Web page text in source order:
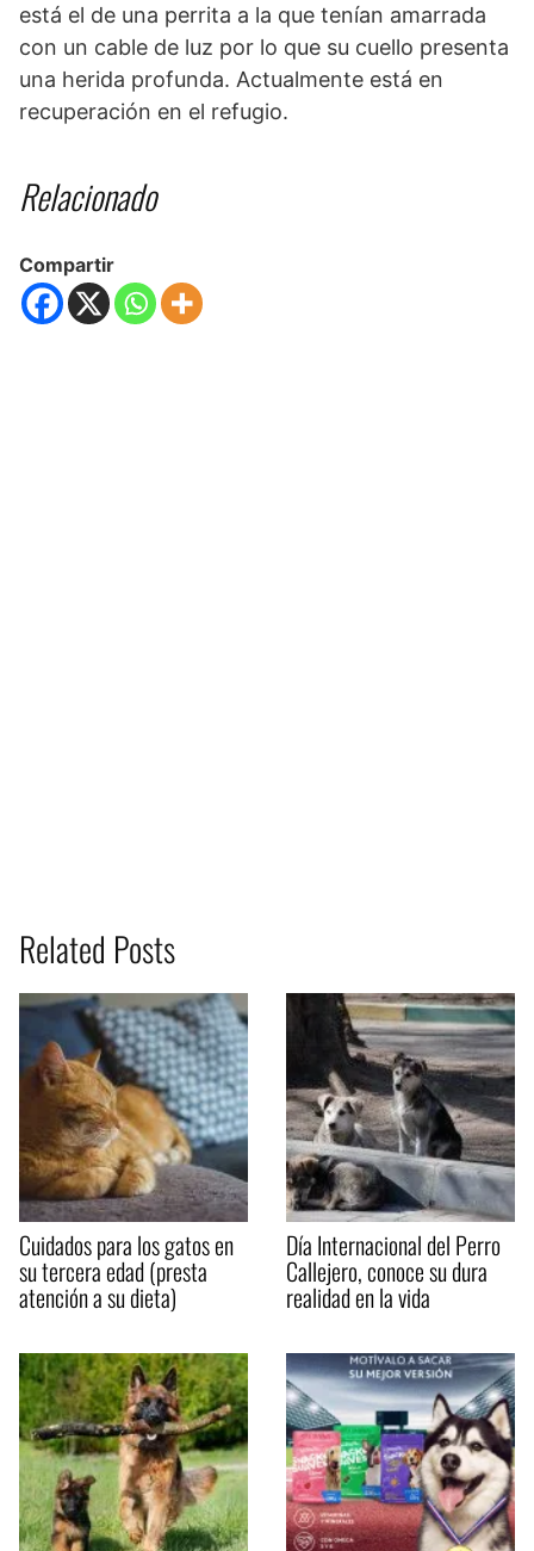
está el de una perrita a la que tenían amarrada
con un cable de luz por lo que su cuello presenta
una herida profunda. Actualmente está en
recuperación en el refugio.
Relacionado
Compartir
Related Posts
Cuidados para los gatos en
su tercera edad (presta
atención a su dieta)
Día Internacional del Perro
Callejero, conoce su dura
realidad en la vida